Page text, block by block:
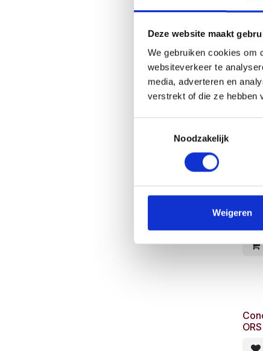
Deze website maakt
We gebruiken cookies om
websiteverkeer te
media, adverteren en
verstrekt of die ze hebben
Noodzakelijk
Weigeren